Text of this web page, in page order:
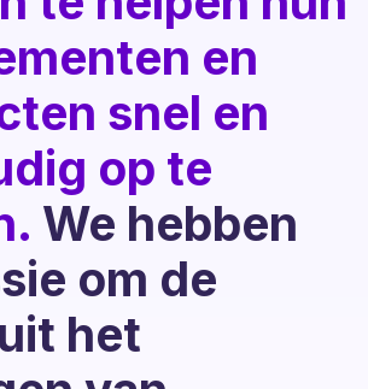
en
snel en
op te
We hebben
om de
het